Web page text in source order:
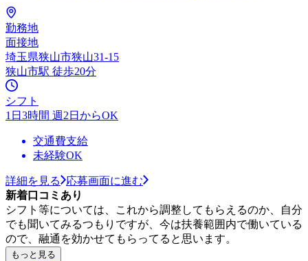
勤務地
面接地
埼玉県狭山市狭山31-15
狭山市駅 徒歩20分
シフト
1日3時間 週2日からOK
交通費支給
未経験OK
詳細を見る
応募画面に進む
新着口コミあり
シフト等については、これから調整してもらえるのか、自分
でも聞いてみるつもりですが、今は扶養範囲内で働いている
ので、融通を効かせてもらってると思います。
もっと見る